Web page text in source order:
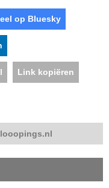
op Bluesky
Link kopiëren